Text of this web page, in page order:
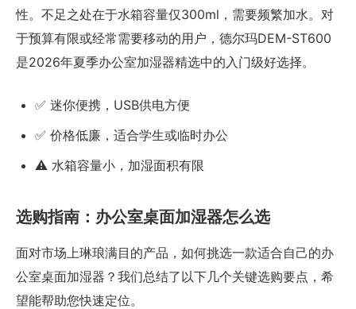
性。不足之处在于水箱容量仅300ml，需要频繁加水。对
于预算有限或经常需要移动的用户，德尔玛DEM-ST600
是2026年夏季办公室加湿器精选中的入门级好选择。
✅ 迷你便携，USB供电方便
✅ 价格低廉，适合学生或临时办公
⚠️ 水箱容量小，加湿面积有限
选购指南：办公室桌面加湿器怎么选
面对市场上琳琅满目的产品，如何挑选一款适合自己的办
公室桌面加湿器？我们总结了以下几个关键选购要点，希
望能帮助您快速定位。